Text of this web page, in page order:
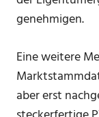
genehmigen.
Eine weitere
aber erst